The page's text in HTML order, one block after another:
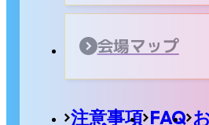
注意事項 FAQ
会場マップ